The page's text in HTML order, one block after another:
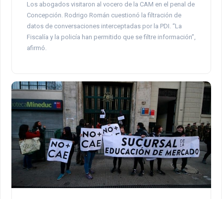
Los abogados visitaron al vocero de la CAM en el penal de
Concepción. Rodrigo Román cuestionó la filtración de
datos de conversaciones interceptadas por la PDI. “La
Fiscalía y la policía han permitido que se filtre información”,
afirmó.